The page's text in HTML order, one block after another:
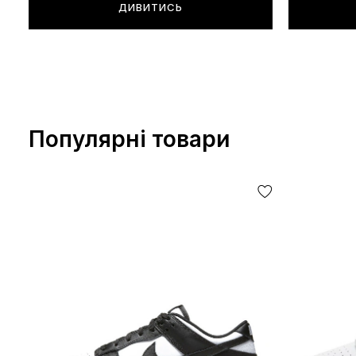
ДИВИТИСЬ
Популярні товари